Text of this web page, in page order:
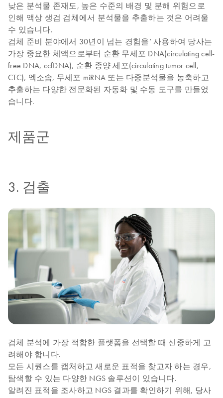
낮은 분석물 존재도, 높은 수준의 배경 및 분해 위험으로
인해 액상 생검 검체에서 분석물을 추출하는 것은 어려울
수 있습니다.
검체 준비 분야에서 30년이 넘는 경험을’ 사용하여 당사는
가장 중요한 체액으로부터 순환 무세포 DNA(circulating cell-
free DNA, ccfDNA), 순환 종양 세포(circulating tumor cell,
CTC), 엑소솜, 무세포 miRNA 또는 다중분석물을 농축하고
추출하는 다양한 전문화된 자동화 및 수동 도구를 만들었
습니다.
제품군
3. 검출
검체 분석에 가장 적합한 플랫폼을 선택할 때 신중하게 고
려해야 합니다.
모든 시퀀스를 캡처하고 새로운 표적을 찾고자 하는 경우,
탐색할 수 있는 다양한 NGS 솔루션이 있습니다.
알려진 표적을 조사하고 NGS 결과를 확인하기 위해, 당사